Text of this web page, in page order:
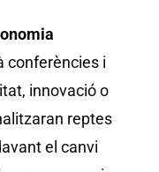
conferències i
innovació o
reptes
el canvi